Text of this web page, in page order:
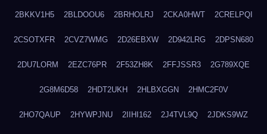
2BKKV1H5 2BLDOOU6 2BRHOLRJ 2CKA0HWT 2CRELPQI
2CSOTXFR 2CVZ7WMG 2D26EBXW 2D942LRG 2DPSN680
2DU7LORM 2EZC76PR 2F53ZH8K 2FFJSSR3 2G789XQE
2G8M6D58 2HDT2UKH 2HLBXGGN 2HMC2F0V
2HO7QAUP 2HYWPJNU 2IIHI162 2J4TVL9Q 2JDKS9WZ